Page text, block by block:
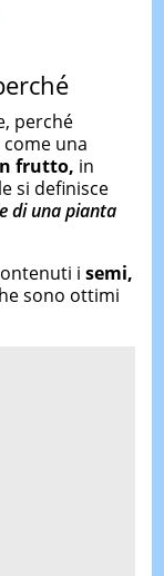
perché
una
frutto, in
si definisce
di una pianta
i semi,
sono ottimi